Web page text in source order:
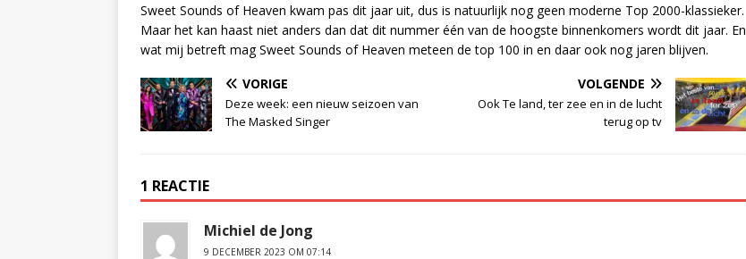
Sweet Sounds of Heaven kwam pas dit jaar uit, dus is natuurlijk nog geen moderne Top 2000-klassieker.
Maar het kan haast niet anders dan dat dit nummer één van de hoogste binnenkomers wordt dit jaar. En
wat mij betreft mag Sweet Sounds of Heaven meteen de top 100 in en daar ook nog jaren blijven.
VORIGE
Deze week: een nieuw seizoen van
The Masked Singer
VOLGENDE
Ook Te land, ter zee en in de lucht
terug op tv
1 REACTIE
Michiel de Jong
9 DECEMBER 2023 OM 07:14